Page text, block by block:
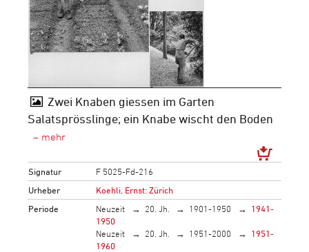
Zwei Knaben giessen im Garten
Salatsprösslinge; ein Knabe wischt den Boden
Signatur
F 5025-Fd-216
Urheber
Koehli, Ernst: Zürich
Periode
Neuzeit 20. Jh. 1901-1950
1941-
1950
Neuzeit
20. Jh. 1951-2000
1951-
1960